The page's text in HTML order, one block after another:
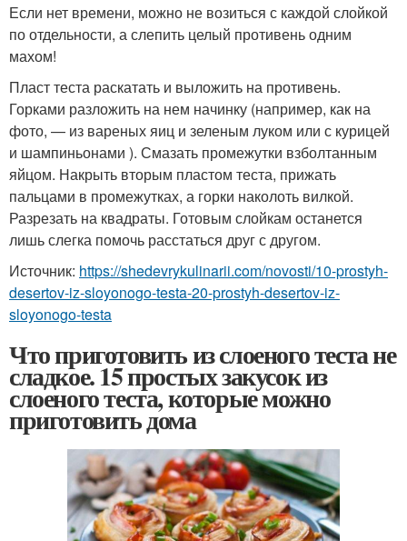
Если нет времени, можно не возиться с каждой слойкой
по отдельности, а слепить целый противень одним
махом!
Пласт теста раскатать и выложить на противень.
Горками разложить на нем начинку (например, как на
фото, — из вареных яиц и зеленым луком или с курицей
и шампиньонами ). Смазать промежутки взболтанным
яйцом. Накрыть вторым пластом теста, прижать
пальцами в промежутках, а горки наколоть вилкой.
Разрезать на квадраты. Готовым слойкам останется
лишь слегка помочь расстаться друг с другом.
Источник: https://shedevrykulinarii.com/novosti/10-prostyh-
desertov-iz-sloyonogo-testa-20-prostyh-desertov-iz-
sloyonogo-testa
Что приготовить из слоеного теста не
сладкое. 15 простых закусок из
слоеного теста, которые можно
приготовить дома